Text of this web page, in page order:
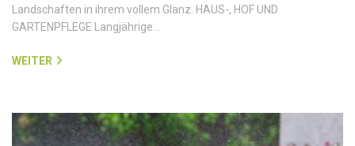
Landschaften in ihrem vollem Glanz. HAUS-, HOF UND
GARTENPFLEGE Langjährige…
WEITER